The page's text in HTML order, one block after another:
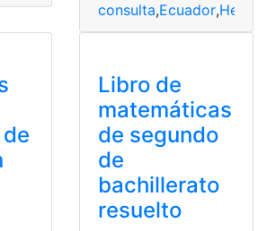
consulta,Ecuador,
Libro de
matemáticas
de segundo
de
bachillerato
resuelto